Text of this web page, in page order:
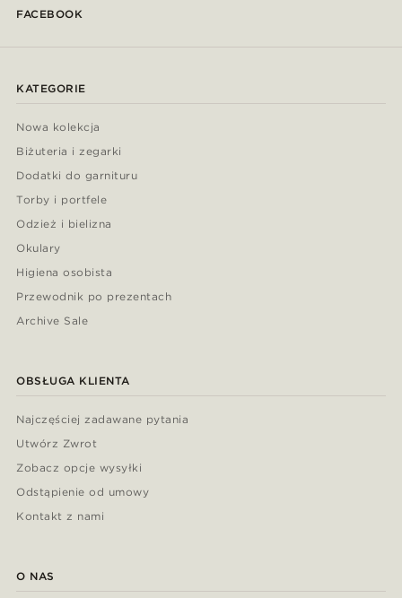
FACEBOOK
KATEGORIE
Nowa kolekcja
Biżuteria i zegarki
Dodatki do garnituru
Torby i portfele
Odzież i bielizna
Okulary
Higiena osobista
Przewodnik po prezentach
Archive Sale
OBSŁUGA KLIENTA
Najczęściej zadawane pytania
Utwórz Zwrot
Zobacz opcje wysyłki
Odstąpienie od umowy
Kontakt z nami
O NAS